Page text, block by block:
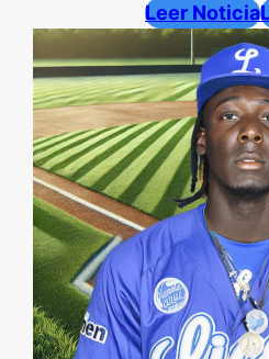
Leer Noticia